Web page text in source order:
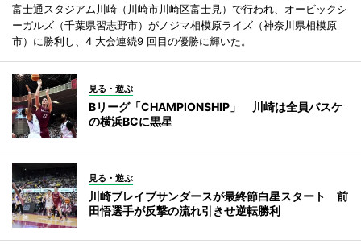
富士通スタジアム川崎（川崎市川崎区富士見）で行われ、オービックシ
ーガルズ（千葉県習志野市）がノジマ相模原ライズ（神奈川県相模原
市）に勝利し、4 大会連続9 回目の優勝に輝いた。
見る・遊ぶ
Bリーグ「CHAMPIONSHIP」 川崎は全員バスケ
の横浜BCに黒星
見る・遊ぶ
川崎ブレイブサンダースが最終節白星スタート 前
田悟選手が反撃の流れ引きせ逆転勝利